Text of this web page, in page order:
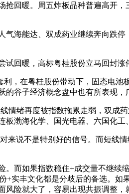
回暖。周五炸板品种普遍高开
海能达、双成药业继续奔向跌
回暖，高标粤桂股份立马回封
，在粤桂股份带动下，固态电
谷子经济概念盘中也有所表现，
绪再度被指数拖累走弱，双成
渤海化学、国光电器、六国化工
来说不是特别好的信号。而短线
而如果指数稳住+成交量不继续
实丰文化都是分歧后的备选。
险就大了，容易出现共振调整，